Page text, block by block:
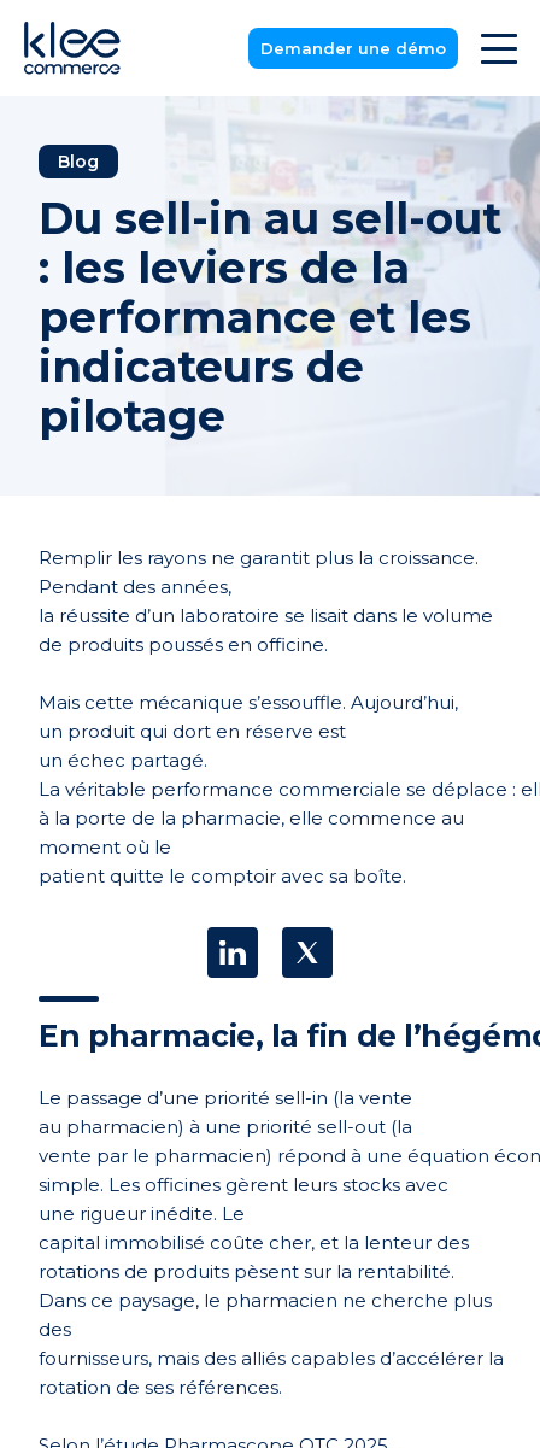
Demander une démo
Blog
Du sell-in au sell-out
: les leviers de la
performance et les
indicateurs de
pilotage
Remplir les rayons ne garantit plus la croissance.
Pendant des années,
la réussite d’un laboratoire se lisait dans le volume
de produits poussés en officine.
Mais cette mécanique s’essouffle. Aujourd’hui,
un produit qui dort en réserve est
un échec partagé.
La véritable performance commerciale se déplace :
à la porte de la pharmacie, elle commence au
moment où le
patient quitte le comptoir avec sa boîte.
En pharmacie, la fin de
Le passage d’une priorité sell-in (la vente
au pharmacien) à une priorité sell-out (la
vente par le pharmacien) répond à une équation
simple. Les officines gèrent leurs stocks avec
une rigueur inédite. Le
capital immobilisé coûte cher, et la lenteur des
rotations de produits pèsent sur la rentabilité.
Dans ce paysage, le pharmacien ne cherche plus
des
fournisseurs, mais des alliés capables d’accélérer la
rotation de ses références.